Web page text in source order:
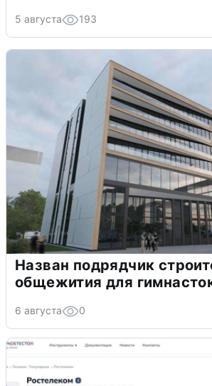
5 августа 193
Назван подрядчик
общежития для
6 августа 0